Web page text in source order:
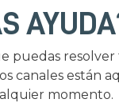
puedas
canales están
momento.